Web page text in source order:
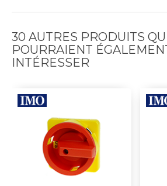
30 AUTRES PRODUITS
POURRAIENT
INTÉRESSER